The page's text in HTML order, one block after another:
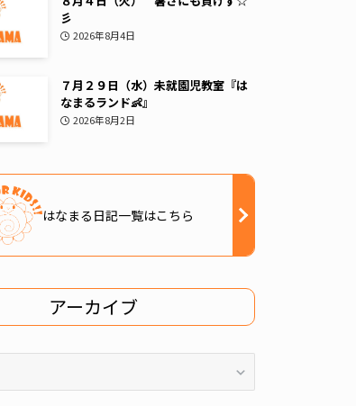
彡
2026年8月4日
７月２９日（水）未就園児教室『は
なまるランド👶』
2026年8月2日
はなまる日記一覧はこちら
アーカイブ